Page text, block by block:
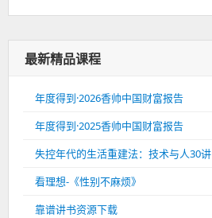
最新精品课程
年度得到·2026香帅中国财富报告
年度得到·2025香帅中国财富报告
失控年代的生活重建法：技术与人30讲
看理想-《性别不麻烦》
靠谱讲书资源下载